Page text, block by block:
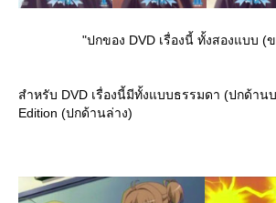
"ปกของ DVD เรื่องนี้ ทั้งสองแบบ (
สำหรับ DVD เรื่องนี้มีทั้งแบบธรรมดา (ปกด้าน
Edition (ปกด้านล่าง)